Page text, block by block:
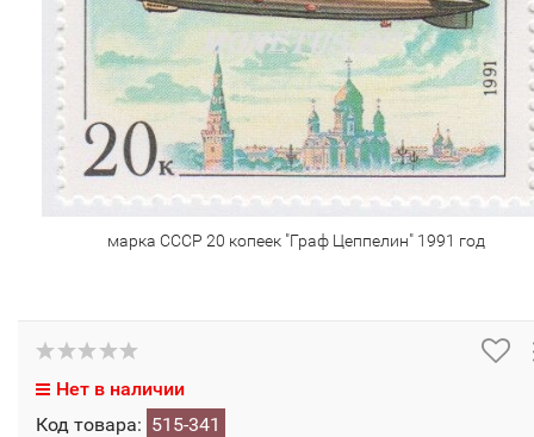
марка СССР 20 копеек "Граф Цеппелин" 1991 год
Нет в наличии
Код товара: 515-341